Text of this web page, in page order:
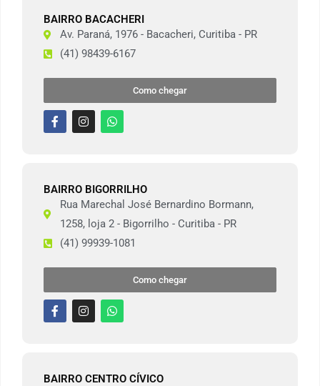
BAIRRO BACACHERI
Av. Paraná, 1976 - Bacacheri, Curitiba - PR
(41) 98439-6167
Como chegar
BAIRRO BIGORRILHO
Rua Marechal José Bernardino Bormann,
1258, loja 2 - Bigorrilho - Curitiba - PR
(41) 99939-1081
Como chegar
BAIRRO CENTRO CÍVICO